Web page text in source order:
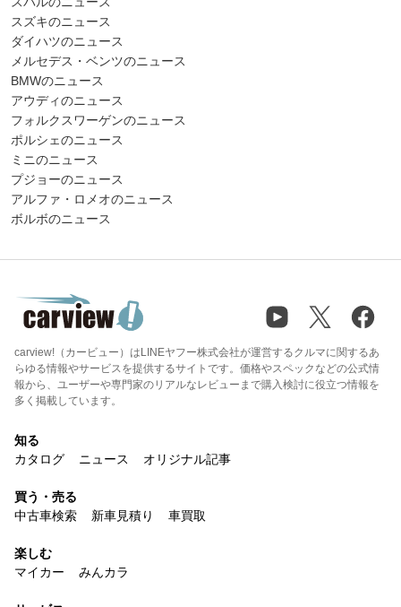
スズキのニュース
ダイハツのニュース
メルセデス・ベンツのニュース
BMWのニュース
アウディのニュース
フォルクスワーゲンのニュース
ポルシェのニュース
ミニのニュース
プジョーのニュース
アルファ・ロメオのニュース
ボルボのニュース
carview!（カービュー）はLINEヤフー株式会社が運営するクルマに関するあ
らゆる情報やサービスを提供するサイトです。価格やスペックなどの公式情
報から、ユーザーや専門家のリアルなレビューまで購入検討に役立つ情報を
多く掲載しています。
知る
カタログ
ニュース オリジナル記事
買う・売る
中古車検索
新車見積り 車買取
楽しむ
マイカー
みんカラ